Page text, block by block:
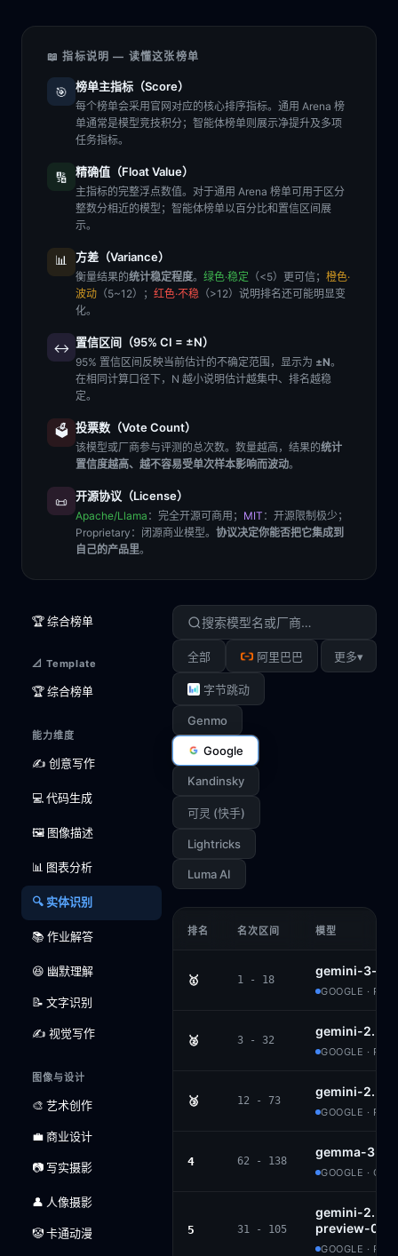
📖 指标说明 — 读懂这张榜单
🎯 榜单主指标（Score）
每个榜单会采用官网对应的核心排序指标。通用 Arena 榜
单通常是模型竞技积分；智能体榜单则展示净提升及多项
任务指标。
🔢 精确值（Float Value）
主指标的完整浮点数值。对于通用 Arena 榜单可用于区分
整数分相近的模型；智能体榜单以百分比和置信区间展
示。
📊 方差（Variance）
衡量结果的统计稳定程度。 绿色·稳定 （<5）更可信； 橙色·
波动 （5~12）； 红色·不稳 （>12）说明排名还可能明显变
化。
↔️ 置信区间（95% CI = ±N）
95% 置信区间反映当前估计的不确定范围，显示为 ±N。
在相同计算口径下，N 越小说明估计越集中、排名越稳
定。
🗳️ 投票数（Vote Count）
该模型或厂商参与评测的总次数。数量越高，结果的统计
置信度越高、越不容易受单次样本影响而波动。
📜 开源协议（License）
Apache/Llama ：完全开源可商用； MIT ：开源限制极少；
Proprietary ：闭源商业模型。 协议决定你能否把它集成到
自己的产品里。
🏆 综合榜单
📐 Template
🏆 综合榜单
能力维度
✍️ 创意写作
💻 代码生成
🖼️ 图像描述
📊 图表分析
🔍 实体识别
📚 作业解答
😆 幽默理解
📝 文字识别
✍️ 视觉写作
图像与设计
🎨 艺术创作
💼 商业设计
📷 写实摄影
👤 人像摄影
🤡 卡通动漫
全部 阿里巴巴
字节跳动
Genmo
Google
Kandinsky
可灵 (快手)
Lightricks
Luma AI
更多▾
排名 名次区间 模型
🥇 1 - 18
gemini-3-pro
GOOGLE ·
🥈 3 - 32
gemini-2.5-
GOOGLE ·
🥉 12 - 73
gemini-2.5-
GOOGLE ·
4 62 - 138
gemma-3-
GOOGLE ·
5 31 - 105
gemini-2.5-
preview-06-
GOOGLE ·